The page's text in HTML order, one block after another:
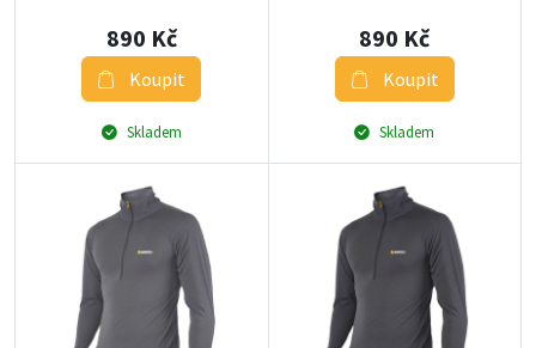
890 Kč
Koupit
Skladem
890 Kč
Koupit
Skladem